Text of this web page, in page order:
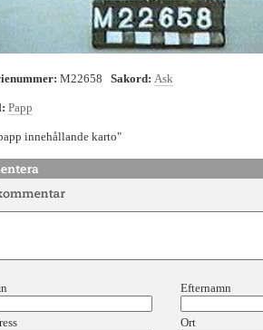
M22658 Sakord: Ask
Papp
innehållande karto"
Efternamn
Ort